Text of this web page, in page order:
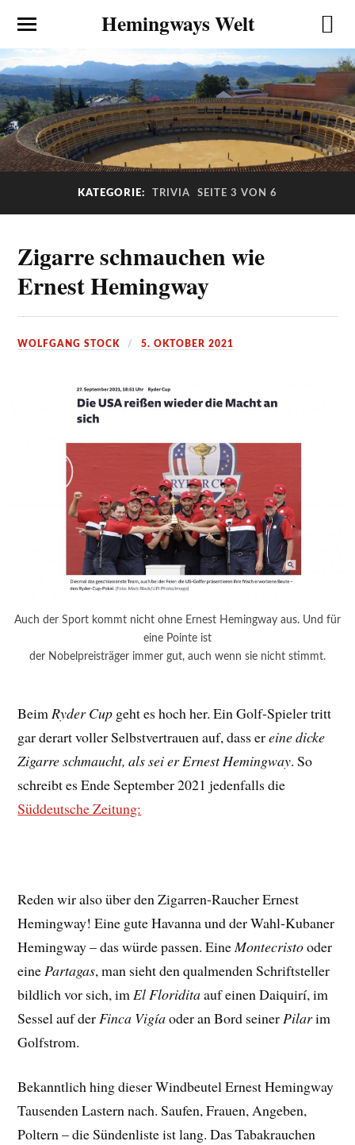
Hemingways Welt
KATEGORIE: TRIVIA SEITE 3 VON 6
Zigarre schmauchen wie
Ernest Hemingway
WOLFGANG STOCK 5. OKTOBER 2021
Auch der Sport kommt nicht ohne Ernest Hemingway aus. Und für
eine Pointe ist
der Nobelpreisträger immer gut, auch wenn sie nicht stimmt.
Beim Ryder Cup geht es hoch her. Ein Golf-Spieler tritt
gar derart voller Selbstvertrauen auf, dass ereine dicke
Zigarre schmaucht, als sei er Ernest Hemingway. So
schreibt es Ende September 2021 jedenfalls die
Süddeutsche Zeitung:
Reden wir also über den Zigarren-Raucher Ernest
Hemingway! Eine gute Havanna und der Wahl-Kubaner
Hemingway – das würde passen. Eine Montecristooder
eine Partagas, man sieht den qualmenden Schriftsteller
bildlich vor sich, im El Floriditaauf einen Daiquirí, im
Sessel auf der Finca Vigíaoder an Bord seiner Pilarim
Golfstrom.
Bekanntlich hing dieser Windbeutel Ernest Hemingway
Tausenden Lastern nach. Saufen, Frauen, Angeben,
Poltern – die Sündenliste ist lang. Das Tabakrauchen